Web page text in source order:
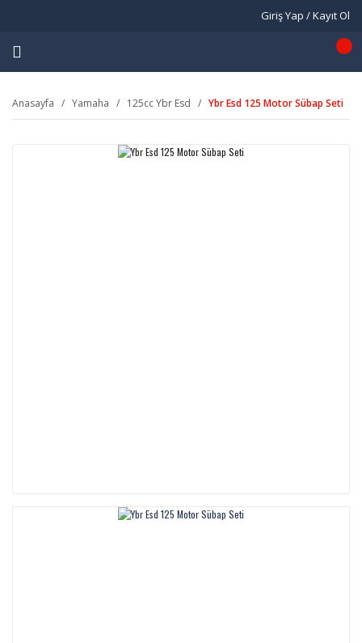
Giriş Yap / Kayıt Ol
Anasayfa Yamaha 125cc Ybr Esd Ybr Esd 125 Motor Sübap Seti